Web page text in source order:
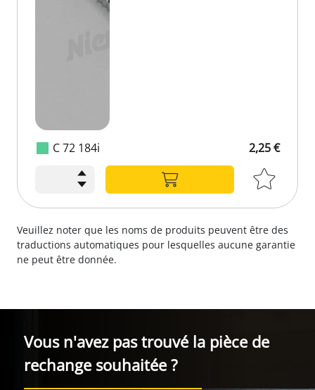
C 72 184i 2,25 €
Veuillez noter que les noms de produits peuvent être des
traductions automatiques pour lesquelles aucune garantie
ne peut être donnée.
Vous n'avez pas trouvé la pièce de
rechange souhaitée ?